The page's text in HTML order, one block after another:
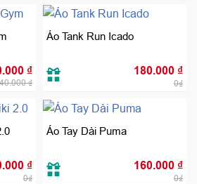
110.000 ₫.
₫
₫Giá
hiện
tại
120.000 ₫.
Áo Tank Run Icado
180.000 ₫
0₫
₫
0₫
Áo Tay Dài Puma
160.000 ₫
0₫